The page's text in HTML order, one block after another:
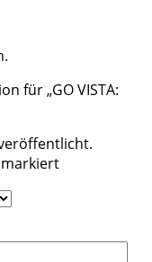
für „GO VISTA:
markiert